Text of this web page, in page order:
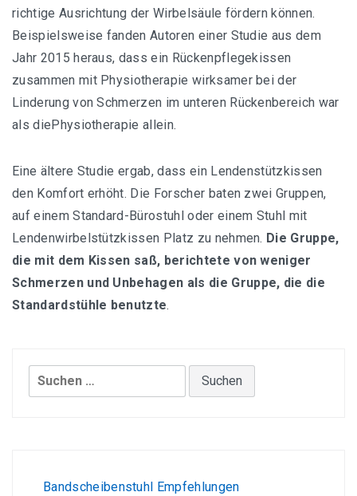
richtige Ausrichtung der Wirbelsäule fördern können.
Beispielsweise fanden Autoren einer Studie aus dem
Jahr 2015 heraus, dass ein Rückenpflegekissen
zusammen mit Physiotherapie wirksamer bei der
Linderung von Schmerzen im unteren Rückenbereich war
als diePhysiotherapie allein.
Eine ältere Studie ergab, dass ein Lendenstützkissen
den Komfort erhöht. Die Forscher baten zwei Gruppen,
auf einem Standard-Bürostuhl oder einem Stuhl mit
Lendenwirbelstützkissen Platz zu nehmen. Die Gruppe,
die mit dem Kissen saß, berichtete von weniger
Schmerzen und Unbehagen als die Gruppe, die die
Standardstühle benutzte.
Suchen
nach:
Bandscheibenstuhl Empfehlungen